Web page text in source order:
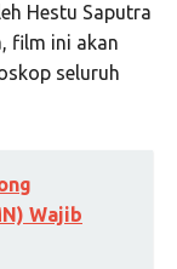
Hestu Saputra
film ini akan
seluruh
Wajib